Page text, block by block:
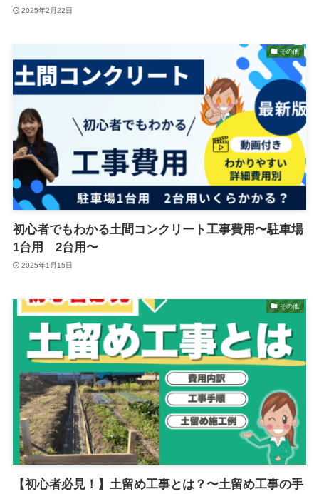
2025年2月22日
その他
初心者でもわかる土間コンクリート工事費用〜駐車場
1台用 2台用〜
2025年1月15日
その他
【初心者必見！】土留め工事とは？〜土留め工事の手